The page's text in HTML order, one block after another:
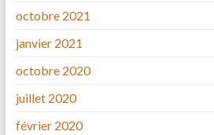
octobre 2021
janvier 2021
octobre 2020
juillet 2020
février 2020